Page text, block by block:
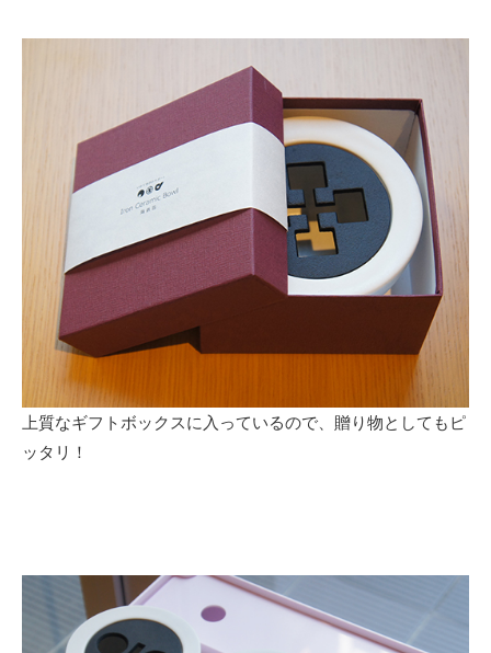
上質なギフトボックスに入っているので、贈り物としてもピ
ッタリ！